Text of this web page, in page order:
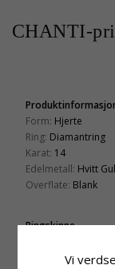
CHANTI-
Form: Hjerte
Ring: Diamantring
Karat: 14
Edelmetall: Hvitt
Overflate: Blank
Ringskinne
Bredde Bunn: 1,3
Vi